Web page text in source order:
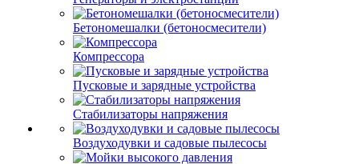
Бетономешалки (бетоносмесители)
Компрессора
Пусковые и зарядные устройства
Стабилизаторы напряжения
Воздуходувки и садовые пылесосы